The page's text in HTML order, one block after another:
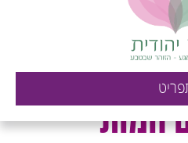
חמות -
- הזוהר
חמות